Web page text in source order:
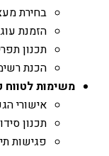
בחירת
הזמנת
תכנון
הכנת
משימות לטווח
אישורי
תכנון
פגישות